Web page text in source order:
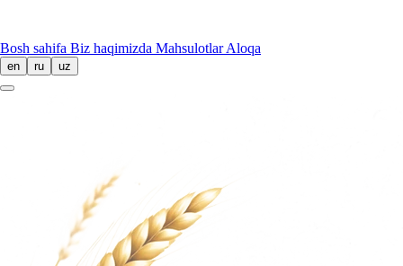
Bosh sahifa Biz haqimizda MahsulotlarAloqa
en ru uz